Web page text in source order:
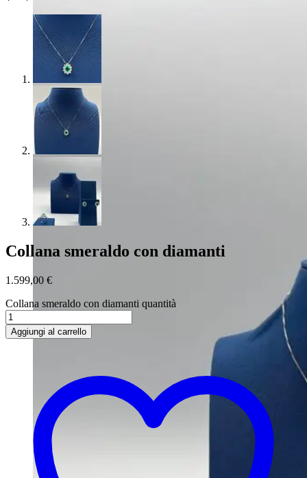
Collana smeraldo con diamanti
1.599,00 €
Collana smeraldo con diamanti quantità
Aggiungi al carrello